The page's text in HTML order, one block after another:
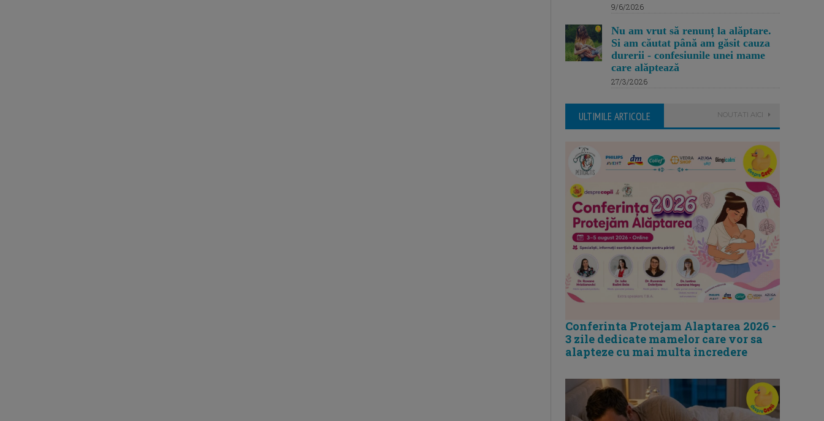
9/6/2026
Nu am vrut să renunț la alăptare.
Si am căutat până am găsit cauza
durerii - confesiunile unei mame
care alăptează
27/3/2026
ULTIMILE ARTICOLE NOUTATI AICI
Conferinta Protejam Alaptarea 2026 -
3 zile dedicate mamelor care vor sa
alapteze cu mai multa incredere